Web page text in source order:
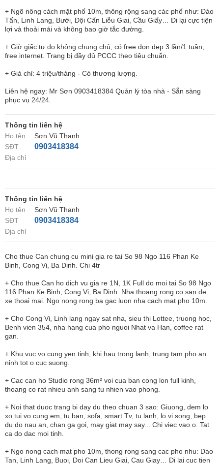
+ Ngõ nông cách mặt phố 10m, thông rộng sang các phố như: Đào
Tấn, Linh Lang, Bưởi, Đội Cấn Liễu Giai, Cầu Giấy… Đi lại cực tiện
lợi và thoải mái và không bao giờ tắc đường.
+ Giờ giấc tự do không chung chủ, có free dọn dẹp 3 lần/1 tuần,
free internet. Trang bị đầy đủ PCCC theo tiêu chuẩn.
+ Giá chỉ: 4 triệu/tháng - Có thương lượng.
Liên hệ ngay: Mr Sơn 0903418384 Quản lý tòa nhà - Sẵn sàng
phục vụ 24/24.
Thông tin liên hệ
Họ tên
Sơn Vũ Thanh
SĐT
0903418384
Địa chỉ
Thông tin liên hệ
Họ tên
Sơn Vũ Thanh
SĐT
0903418384
Địa chỉ
Cho thue Can chung cu mini gia re tai So 98 Ngo 116 Phan Ke
Binh, Cong Vi, Ba Dinh. Chi 4tr
+ Cho thue Can ho dich vu gia re 1N, 1K Full do moi tai So 98 Ngo
116 Phan Ke Binh, Cong Vi, Ba Dinh. Nha thoang rong co san de
xe thoai mai. Ngo nong rong ba gac luon nha cach mat pho 10m.
+ Cho Cong Vi, Linh lang ngay sat nha, sieu thi Lottee, truong hoc,
Benh vien 354, nha hang cua pho nguoi Nhat va Han, coffee rat
gan.
+ Khu vuc vo cung yen tinh, khi hau trong lanh, trung tam pho an
ninh tot o cuc suong.
+ Cac can ho Studio rong 36m² voi cua ban cong lon full kinh,
thoang co rat nhieu anh sang tu nhien vao phong.
+ Noi that duoc trang bi day du theo chuan 3 sao: Giuong, dem lo
xo tui vo cung em, tu ban, sofa, smart Tv, tu lanh, lo vi song, bep
du do nau an, chan ga goi, may giat may say... Chi viec vao o. Tat
ca do dac moi tinh.
+ Ngo nong cach mat pho 10m, thong rong sang cac pho nhu: Dao
Tan, Linh Lang, Buoi, Doi Can Lieu Giai, Cau Giay… Di lai cuc tien